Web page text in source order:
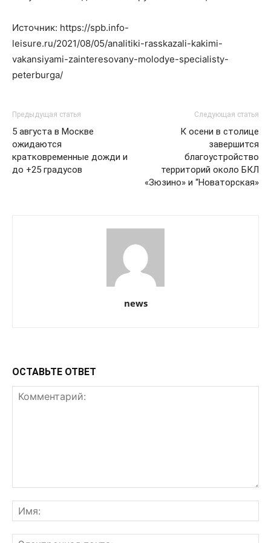
Источник: https://spb.info-
leisure.ru/2021/08/05/analitiki-rasskazali-kakimi-
vakansiyami-zainteresovany-molodye-specialisty-
peterburga/
Предыдущая статья
5 августа в Москве
ожидаются
кратковременные дожди и
до +25 градусов
Следующая статья
К осени в столице
завершится
благоустройство
территорий около БКЛ
«Зюзино» и “Новаторская»
news
ОСТАВЬТЕ ОТВЕТ